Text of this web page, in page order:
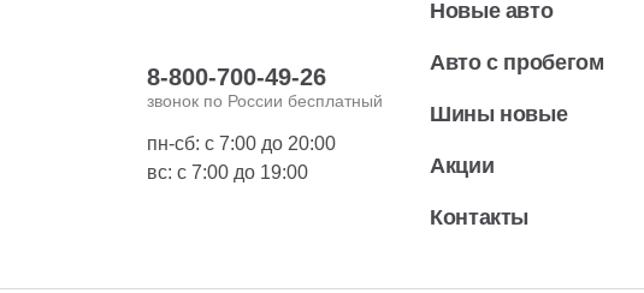
8-800-700-49-26
звонок по России бесплатный
пн-сб: с 7:00 до 20:00
вс: с 7:00 до 19:00
Новые авто
Авто с пробегом
Шины новые
Акции
Контакты